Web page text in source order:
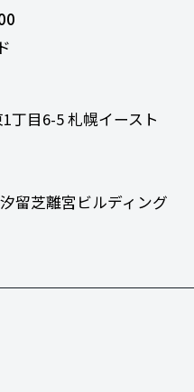
丁目6-5札幌イースト
汐留芝離宮ビルディング